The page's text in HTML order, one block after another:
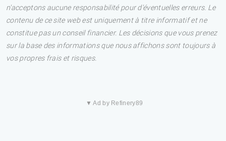
n'acceptons aucune responsabilité pour d'éventuelles erreurs. Le
contenu de ce site web est uniquement à titre informatif et ne
constitue pas un conseil financier. Les décisions que vous prenez
sur la base des informations que nous affichons sont toujours à
vos propres frais et risques.
▼ Ad by Refinery89